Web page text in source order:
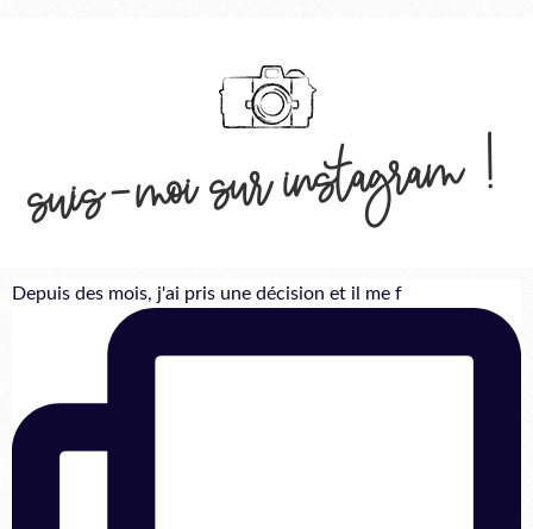
suis-moi sur instagram !
Depuis des mois, j'ai pris une décision et il me f